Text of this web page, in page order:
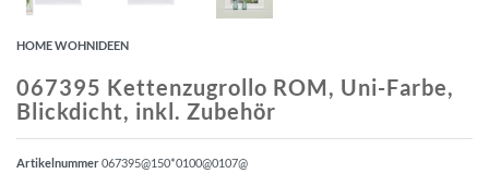
HOME WOHNIDEEN
067395 Kettenzugrollo ROM, Uni-Farbe,
Blickdicht, inkl. Zubehör
Artikelnummer067395@150*0100@0107@